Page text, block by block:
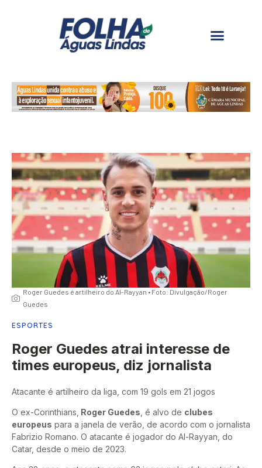
Roger Guedes é artilheiro do Al-Rayyan • Foto: Divulgação/Roger
Guedes
ESPORTES
Roger Guedes atrai interesse de
times europeus, diz jornalista
Atacante é artilheiro da liga, com 19 gols em 21 jogos
O ex-Corinthians, Roger Guedes , é alvo de clubes
europeus para a janela de verão, de acordo com o jornalista
Fabrizio Romano. O atacante é jogador do Al-Rayyan, do
Catar, desde o meio de 2023.